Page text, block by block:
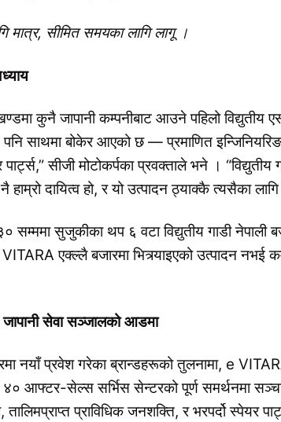
मात्र, सीमित समयका लागि लागू ।
कुनै जापानी कम्पनीबाट आउने पहिलो विद्युतीय
पनि साथमा बोकेर आएको छ — प्रमाणित
सीजी मोटोकर्पका प्रवक्ताले भने । “विद्युतीय
दायित्व हो, र यो उत्पादन ठ्याक्कै त्यसैका लागि
सम्ममा सुजुकीका थप ६ वटा विद्युतीय गाडी नेपाली
एक्ल्लै बजारमा भित्र्याइएको उत्पादन नभई
जापानी सेवा सञ्जालको आडमा
नयाँ प्रवेश गरेका ब्रान्डहरूको तुलनामा, e
आफ्टर-सेल्स सर्भिस सेन्टरको पूर्ण समर्थनमा
तालिमप्राप्त प्राविधिक जनशक्ति, र भरपर्दो